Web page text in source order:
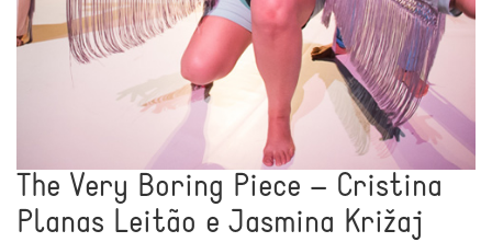
The Very Boring Piece – Cristina
Planas Leitão e Jasmina Križaj